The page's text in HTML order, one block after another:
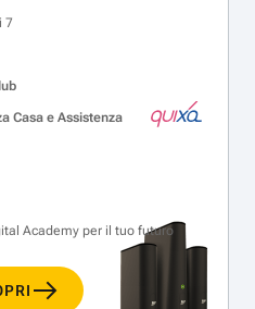
7
Casa e Assistenza
Academy per il tuo futuro